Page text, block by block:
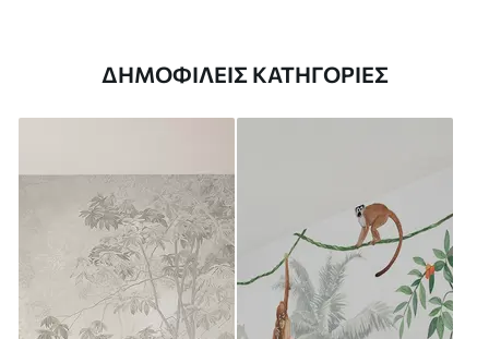
ΔΗΜΟΦΙΛΕΊΣ ΚΑΤΗΓΟΡΊΕΣ